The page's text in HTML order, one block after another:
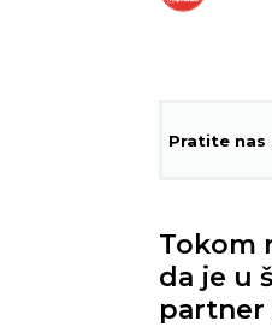
Pratite nas
Tokom
da je u